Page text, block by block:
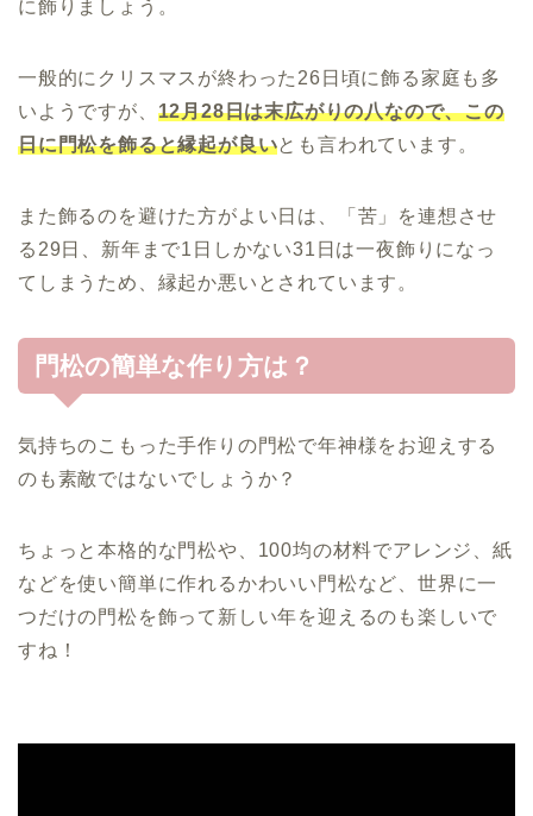
に飾りましょう。
一般的にクリスマスが終わった26日頃に飾る家庭も多
いようですが、 12月28日は末広がりの八なので、この
日に門松を飾ると縁起が良いとも言われています。
また飾るのを避けた方がよい日は、「苦」を連想させ
る29日、新年まで1日しかない31日は一夜飾りになっ
てしまうため、縁起か悪いとされています。
門松の簡単な作り方は？
気持ちのこもった手作りの門松で年神様をお迎えする
のも素敵ではないでしょうか？
ちょっと本格的な門松や、100均の材料でアレンジ、紙
などを使い簡単に作れるかわいい門松など、世界に一
つだけの門松を飾って新しい年を迎えるのも楽しいで
すね！